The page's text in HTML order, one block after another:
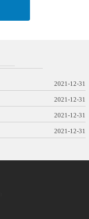
2021-12-31
2021-12-31
2021-12-31
2021-12-31